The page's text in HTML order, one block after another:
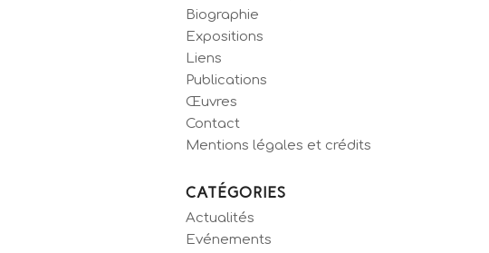
Biographie
Expositions
Liens
Publications
Œuvres
Contact
Mentions légales et crédits
CATÉGORIES
Actualités
Evénements